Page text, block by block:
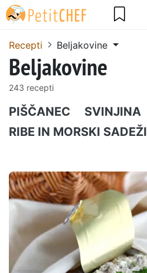
Recepti Beljakovine
Beljakovine
243 recepti
PIŠČANEC SVINJINA
RIBE IN MORSKI SADEŽI